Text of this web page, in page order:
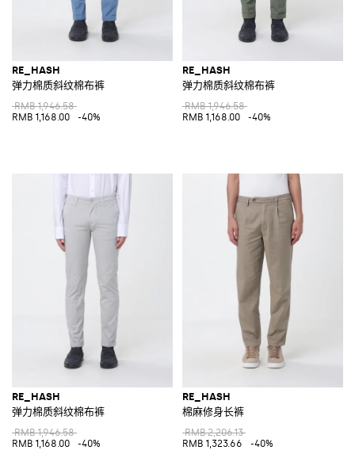
RE_HASH
弹力棉质斜纹棉布裤
RMB 1,946.58
RMB 1,168.00
-40%
RE_HASH
弹力棉质斜纹棉布裤
RMB 1,946.58
RMB 1,168.00
-40%
RE_HASH
弹力棉质斜纹棉布裤
RMB 1,946.58
RMB 1,168.00
-40%
RE_HASH
棉麻修身长裤
RMB 2,206.13
RMB 1,323.66
-40%